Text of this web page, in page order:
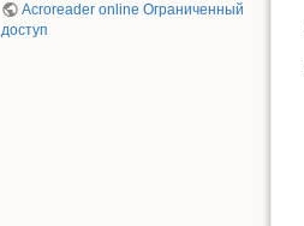
Acroreader online Ограниченный
доступ